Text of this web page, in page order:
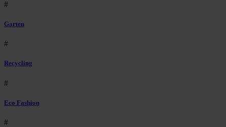
#
Garten
#
Recycling
#
Eco Fashion
#